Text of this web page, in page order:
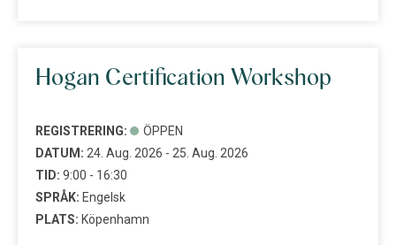
Hogan Certification Workshop
REGISTRERING:
ÖPPEN
DATUM: 24. Aug. 2026 - 25. Aug. 2026
TID: 9:00 - 16:30
SPRÅK: Engelsk
PLATS: Köpenhamn